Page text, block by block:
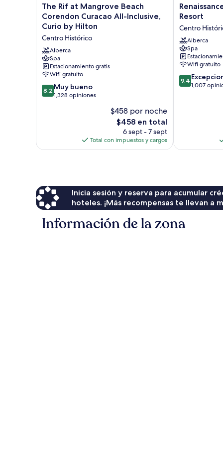
The
Rif
at
Mangrove
Beach
Corendon
Curacao
All-
Inclusive,
Curio
by
The Rif at Mangrove Beach
Corendon Curacao All-Inclusive,
Curio by Hilton
Centro Histórico
Alberca
Spa
Estacionamiento gratis
Wifi gratuito
8.2
de
8.2 Muy bueno
1,328 opiniones
$458 por noche
El
precio
actual
es
$458 en total
6 sept - 7 sept
Total con impuestos y cargos
Renaissance
Wind
Curacao
Resort
Centro
Histórico
Resort
Centro
Alberca
Spa
Wifi gratuito
9.4
de
9.4
1,007
Inicia sesión y reserva para acumular
hoteles. ¡Más recompensas te llevan a
Información de la zona